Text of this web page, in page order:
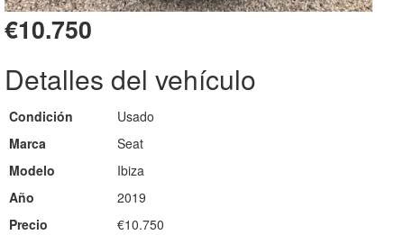
€10.750
Detalles del vehículo
Condición
Usado
Marca
Seat
Modelo
Ibiza
Año
2019
Precio
€10.750